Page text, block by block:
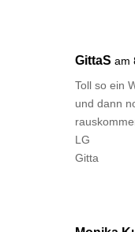
GittaS am
Toll so ein
und dann
LG
Gitta